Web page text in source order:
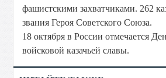
фашистскими захватчиками. 262
звания Героя Советского Союза.
18 октября в России отмечается
войсковой казачьей славы.